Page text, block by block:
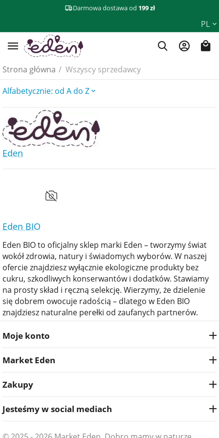
Darmowa dostawa od 199 zł
PL
Strona główna / Wszyscy sprzedawcy
Alfabetycznie: od A do Z
Eden
Eden BIO
Eden BIO to oficjalny sklep marki Eden – tworzymy świat
wokół zdrowia, natury i świadomych wyborów. W naszej
ofercie znajdziesz wyłącznie ekologiczne produkty bez
cukru, szkodliwych konserwantów i dodatków. Stawiamy
na prosty skład i ręczną selekcję. Wierzymy, że dzielenie
się dobrem owocuje radością – dlatego w Eden BIO
znajdziesz naturalne perełki od zaufanych partnerów.
Moje konto
Market Eden
Zakupy
Jesteśmy w social mediach